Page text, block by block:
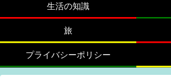
生活の知識
旅
プライバシーポリシー